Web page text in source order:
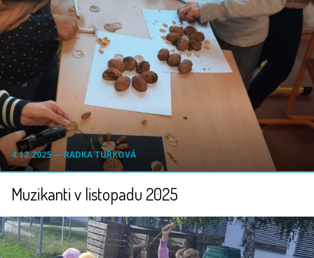
4.12.2025 ― RADKA TURKOVÁ
Muzikanti v listopadu 2025